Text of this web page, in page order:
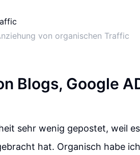
von organischen Traffic
Blogs, Google
sehr wenig gepostet, weil
hat. Organisch habe